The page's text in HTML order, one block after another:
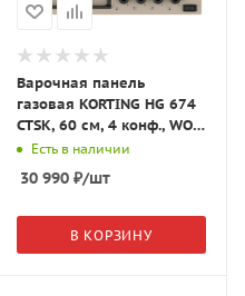
Варочная панель
газовая KORTING HG 674
CTSK, 60 см, 4 конф., WOK,
кашемир/состаренное
серебро
Есть в наличии
30 990₽/шт
В КОРЗИНУ